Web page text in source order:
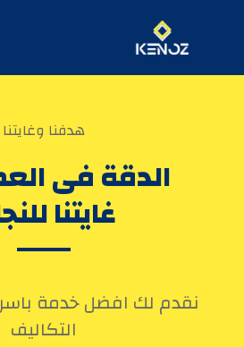
هدفنا وغايتنا
الدقة فى
غايتنا
نقدم لك افضل خدمة
التكاليف